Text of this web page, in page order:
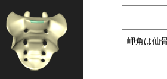
岬角は仙